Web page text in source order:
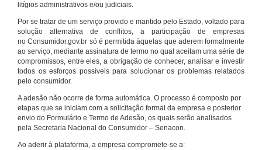
litígios administrativos e/ou judiciais.
Por se tratar de um serviço provido e mantido pelo Estado, voltado para
solução alternativa de conflitos, a participação de empresas
no Consumidor.gov.br só é permitida àquelas que aderem formalmente
ao serviço, mediante assinatura de termo no qual aceitam uma série de
compromissos, entre eles, a obrigação de conhecer, analisar e investir
todos os esforços possíveis para solucionar os problemas relatados
pelo consumidor.
A adesão não ocorre de forma automática. O processo é composto por
etapas que se iniciam com a solicitação formal da empresa e posterior
envio do Formulário e Termo de Adesão, os quais serão analisados
pela Secretaria Nacional do Consumidor – Senacon.
Ao aderir à plataforma, a empresa compromete-se a: